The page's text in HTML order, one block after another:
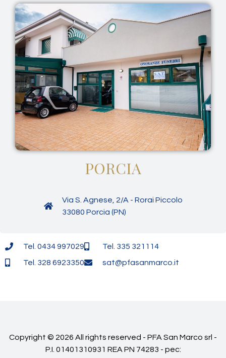
PORCIA
Via S. Agnese, 2/A - Rorai Piccolo
33080 Porcia (PN)
Tel. 0434 997029
Tel. 335 321114
Tel. 328 6923350
sat@pfasanmarco.it
Copyright © 2026 All rights reserved - PFA San Marco srl -
P.I. 01401310931 REA PN 74283 - pec: